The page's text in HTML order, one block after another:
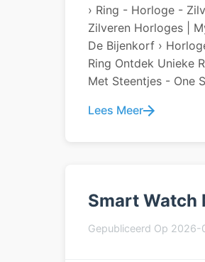
› Ring - Horloge -
Zilveren Horloges |
De Bijenkorf ›
Ring Ontdek Unieke
Met Steentjes - One
Lees Meer
Smart Watch
Gepubliceerd Op 2026-